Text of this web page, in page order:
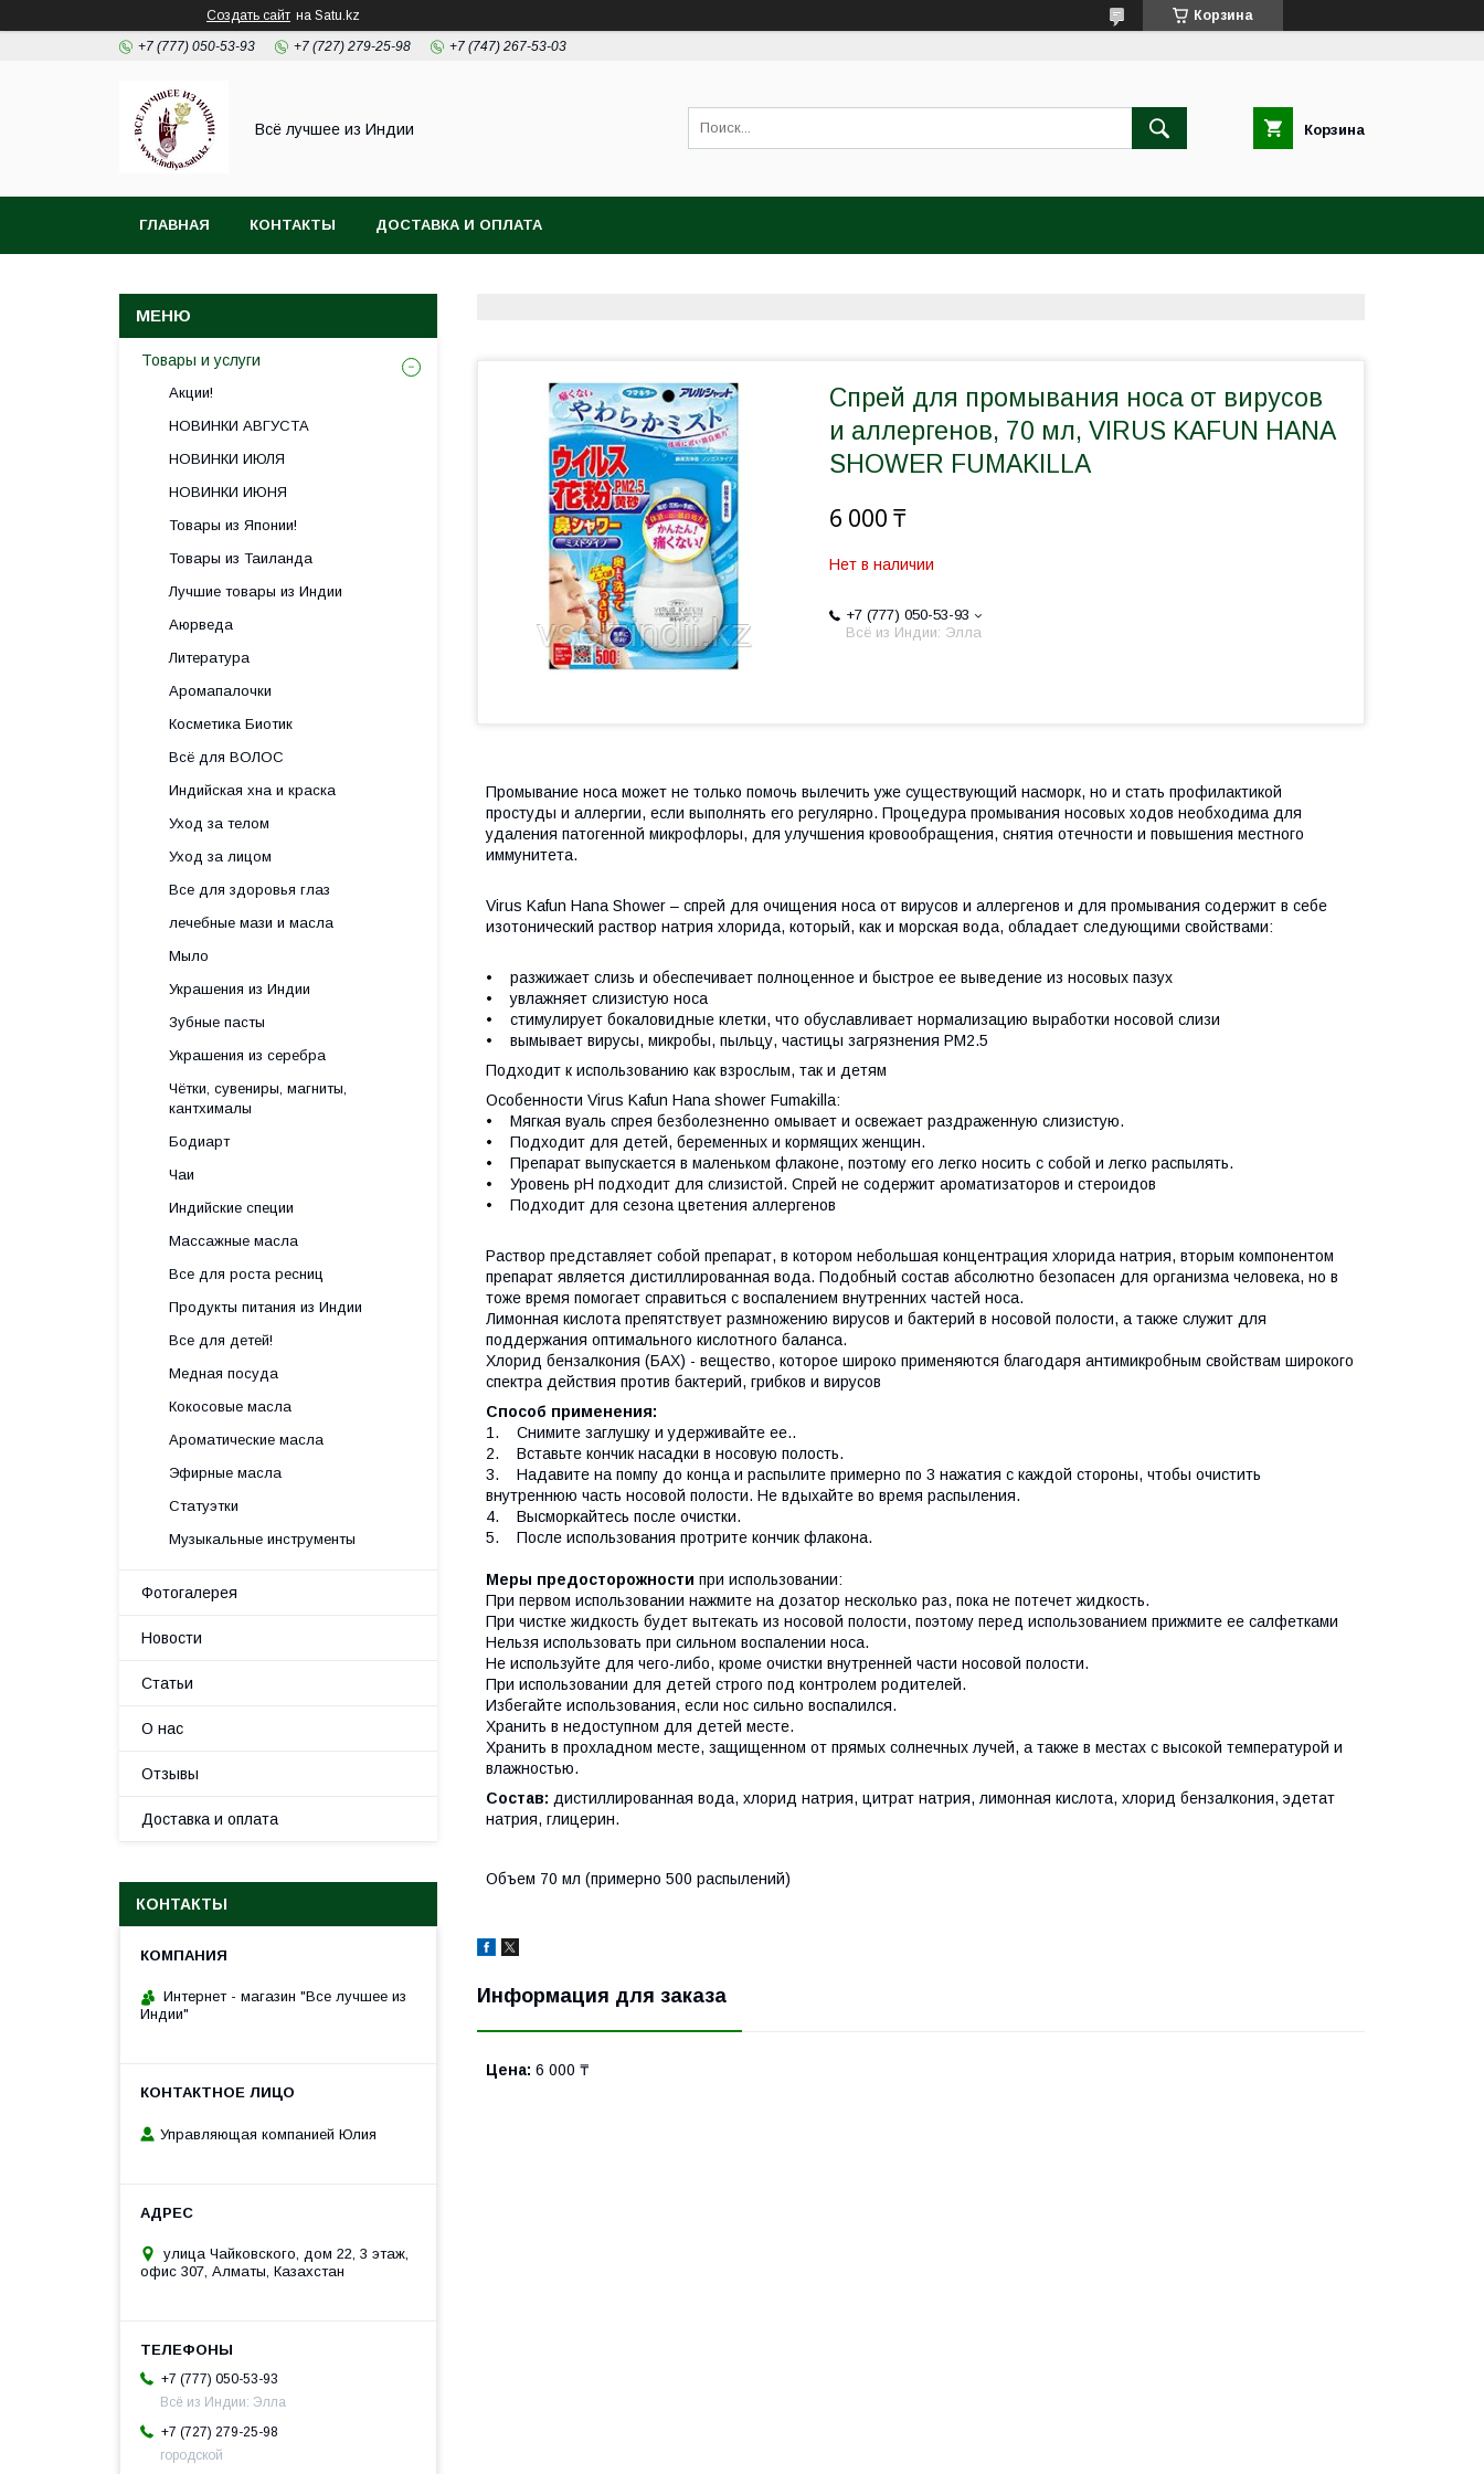
Создать сайт на Satu.kz Корзина
+7 (777) 050-53-93 +7 (727) 279-25-98 +7 (747) 267-53-03
Всё лучшее из Индии Корзина
ГЛАВНАЯ КОНТАКТЫ ДОСТАВКА И ОПЛАТА
Спрей для промывания носа от вирусов
и аллергенов, 70 мл, VIRUS KAFUN HANA
SHOWER FUMAKILLA
6 000 ₸
Нет в наличии
+7 (777) 050-53-93
Всё из Индии: Элла
Промывание носа может не только помочь вылечить уже существующий насморк, но и стать профилактикой
простуды и аллергии, если выполнять его регулярно. Процедура промывания носовых ходов необходима для
удаления патогенной микрофлоры, для улучшения кровообращения, снятия отечности и повышения местного
иммунитета.
Virus Kafun Hana Shower – спрей для очищения носа от вирусов и аллергенов и для промывания содержит в себе
изотонический раствор натрия хлорида, который, как и морская вода, обладает следующими свойствами:
• разжижает слизь и обеспечивает полноценное и быстрое ее выведение из носовых пазух
• увлажняет слизистую носа
• стимулирует бокаловидные клетки, что обуславливает нормализацию выработки носовой слизи
• вымывает вирусы, микробы, пыльцу, частицы загрязнения PM2.5
Подходит к использованию как взрослым, так и детям
Особенности Virus Kafun Hana shower Fumakilla:
• Мягкая вуаль спрея безболезненно омывает и освежает раздраженную слизистую.
• Подходит для детей, беременных и кормящих женщин.
• Препарат выпускается в маленьком флаконе, поэтому его легко носить с собой и легко распылять.
• Уровень pH подходит для слизистой. Спрей не содержит ароматизаторов и стероидов
• Подходит для сезона цветения аллергенов
Раствор представляет собой препарат, в котором небольшая концентрация хлорида натрия, вторым компонентом
препарат является дистиллированная вода. Подобный состав абсолютно безопасен для организма человека, но в
тоже время помогает справиться с воспалением внутренних частей носа.
Лимонная кислота препятствует размножению вирусов и бактерий в носовой полости, а также служит для
поддержания оптимального кислотного баланса.
Хлорид бензалкония (БАХ) - вещество, которое широко применяются благодаря антимикробным свойствам широкого
спектра действия против бактерий, грибков и вирусов
Способ применения:
1. Снимите заглушку и удерживайте ее..
2. Вставьте кончик насадки в носовую полость.
3. Надавите на помпу до конца и распылите примерно по 3 нажатия с каждой стороны, чтобы очистить
внутреннюю часть носовой полости. Не вдыхайте во время распыления.
4. Высморкайтесь после очистки.
5. После использования протрите кончик флакона.
Меры предосторожности при использовании:
При первом использовании нажмите на дозатор несколько раз, пока не потечет жидкость.
При чистке жидкость будет вытекать из носовой полости, поэтому перед использованием прижмите ее салфетками
Нельзя использовать при сильном воспалении носа.
Не используйте для чего-либо, кроме очистки внутренней части носовой полости.
При использовании для детей строго под контролем родителей.
Избегайте использования, если нос сильно воспалился.
Хранить в недоступном для детей месте.
Хранить в прохладном месте, защищенном от прямых солнечных лучей, а также в местах с высокой температурой и
влажностью.
Состав: дистиллированная вода, хлорид натрия, цитрат натрия, лимонная кислота, хлорид бензалкония, эдетат
натрия, глицерин.
Объем 70 мл (примерно 500 распылений)
Информация для заказа
Цена: 6 000 ₸
Товары и услуги
Акции!
НОВИНКИ АВГУСТА
НОВИНКИ ИЮЛЯ
НОВИНКИ ИЮНЯ
Товары из Японии!
Товары из Таиланда
Лучшие товары из Индии
Аюрведа
Литература
Аромапалочки
Косметика Биотик
Всё для ВОЛОС
Индийская хна и краска
Уход за телом
Уход за лицом
Все для здоровья глаз
лечебные мази и масла
Мыло
Украшения из Индии
Зубные пасты
Украшения из серебра
Чётки, сувениры, магниты,
кантхималы
Бодиарт
Чаи
Индийские специи
Массажные масла
Все для роста ресниц
Продукты питания из Индии
Все для детей!
Медная посуда
Кокосовые масла
Ароматические масла
Эфирные масла
Статуэтки
Музыкальные инструменты
Фотогалерея
Новости
Статьи
О нас
Отзывы
Доставка и оплата
КОНТАКТЫ
Интернет - магазин "Все лучшее из
Индии"
Управляющая компанией Юлия
улица Чайковского, дом 22, 3 этаж,
офис 307, Алматы, Казахстан
+7 (777) 050-53-93
Всё из Индии: Элла
+7 (727) 279-25-98
городской